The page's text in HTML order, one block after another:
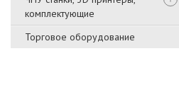
комплектующие
Торговое оборудование